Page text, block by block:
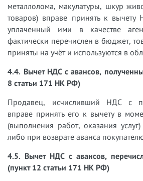
металлолома, макулатуры, шкур
товаров) вправе принять к
уплаченный ими в качестве
фактически перечислен в бюджет,
приняты на учёт и используются в
4.4. Вычет НДС с авансов,
8 статьи 171 НК РФ)
Продавец, исчисливший НДС с
вправе принять его к вычету в
(выполнения работ, оказания
либо при возврате аванса
4.5. Вычет НДС с авансов,
(пункт 12 статьи 171 НК РФ)